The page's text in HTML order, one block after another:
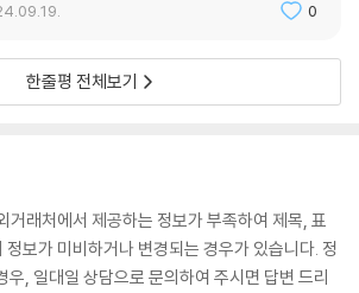
0
한줄평 전체보기
거래처에서 제공하는 정보가 부족하여 제목, 표
보가 미비하거나 변경되는 경우가 있습니다. 정
우, 일대일 상담으로 문의하여 주시면 답변 드리